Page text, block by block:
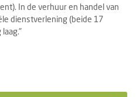
In de verhuur en handel van
dienstverlening (beide 17